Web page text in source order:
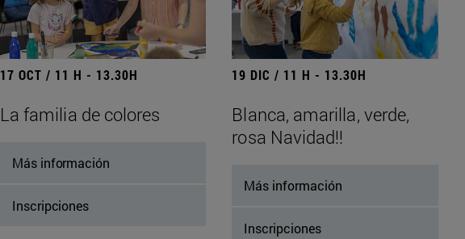
17 OCT / 11 H - 13.30H
La familia de colores
Más información
Inscripciones
19 DIC / 11 H - 13.30H
Blanca, amarilla, verde,
rosa Navidad!!
Más información
Inscripciones